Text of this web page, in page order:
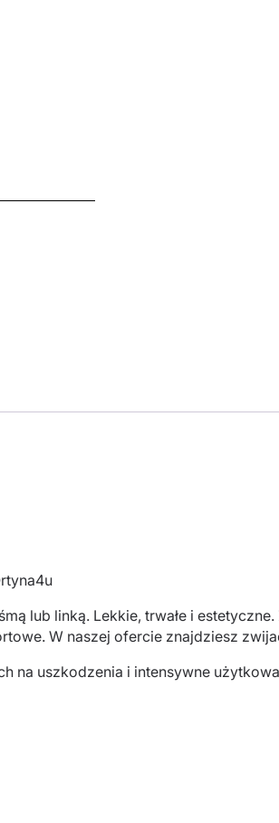
lub linką. Lekkie, trwałe i
W naszej ofercie znajdziesz
na uszkodzenia i intensywne